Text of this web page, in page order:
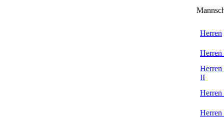
Herren
Herren
Herren
II
Herren
Herren